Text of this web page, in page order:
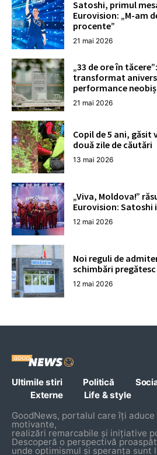
Satoshi, primul
Eurovision: „M-am
procente”
21 mai 2026
„33 de ore în
transformat
performance
21 mai 2026
Copil de 5 ani, găsit
două zile de căutări
13 mai 2026
„Viva, Moldova!”
Eurovision:
12 mai 2026
Noi reguli de
schimbări
12 mai 2026
Ultimile stiri Politică
Externe
Life & style
GoodNews, portalul care îți
motivante,
realizări remarcabile și inițiative
Descoperă o perspectivă
unde optimismul și speranța sunt